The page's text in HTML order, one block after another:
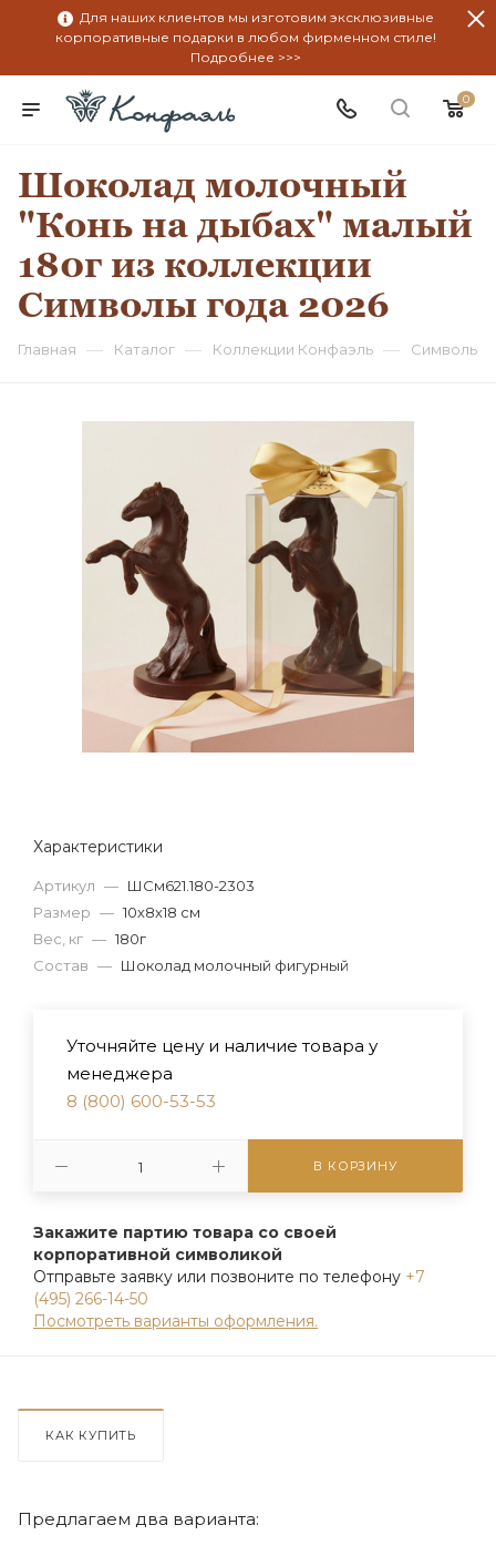
Для наших клиентов мы изготовим эксклюзивные
корпоративные подарки в любом фирменном стиле!
Подробнее >>>
0
Шоколад молочный
"Конь на дыбах" малый
180г из коллекции
Символы года 2026
Главная — Каталог — Коллекции Конфаэль — Символы
Характеристики
Артикул — ШСм621.180-2303
Размер — 10х8х18 см
Вес, кг — 180г
Состав — Шоколад молочный фигурный
Уточняйте цену и наличие товара у
менеджера
8 (800) 600-53-53
В КОРЗИНУ
Закажите партию товара со своей
корпоративной символикой
Отправьте заявку или позвоните по телефону +7
(495) 266-14-50
Посмотреть варианты оформления.
КАК КУПИТЬ
Предлагаем два варианта: